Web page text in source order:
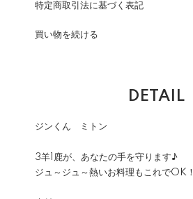
特定商取引法に基づく表記
買い物を続ける
DETAIL
ジンくん ミトン
3羊1鹿が、あなたの手を守ります♪
ジュ～ジュ～熱いお料理もこれでOK！